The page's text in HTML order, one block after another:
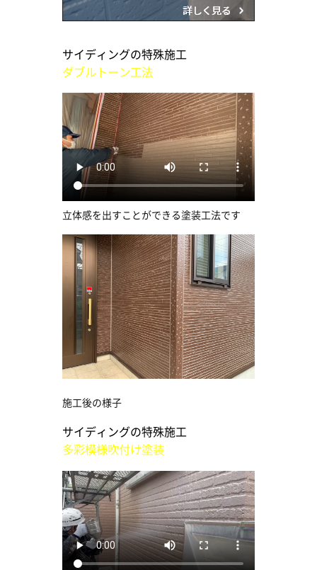
サイディングの特殊施工
ダブルトーン工法
立体感を出すことができる塗装工法です
施工後の様子
サイディングの特殊施工
多彩模様吹付け塗装